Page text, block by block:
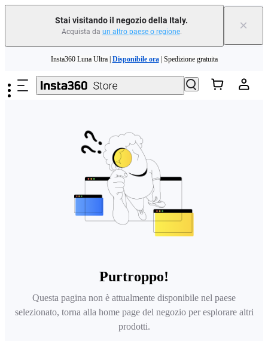
Stai visitando il negozio della Italy.
Acquista da un altro paese o regione. ×
Need shopping help? | Chat with our experts now!
Insta360 Luna Ultra | Disponibile ora| Spedizione gratuita
Purtroppo!
Questa pagina non è attualmente disponibile nel paese
selezionato, torna alla home page del negozio per esplorare altri
prodotti.